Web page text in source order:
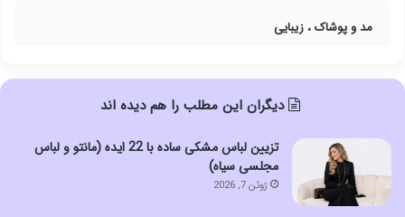
مد و پوشاک ، زیبایی
دیگران این مطلب را هم دیده اند
تزیین لباس مشکی ساده با 22 ایده (مانتو و لباس
مجلسی سیاه)
ژوئن 7, 2026